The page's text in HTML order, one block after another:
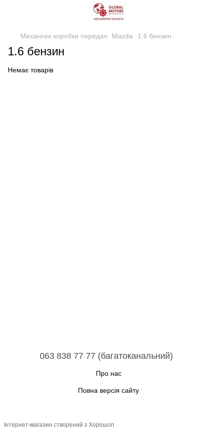
Механічні коробки передач Mazda 1.6 бензин
1.6 бензин
Немає товарів
063 838 77 77 (багатоканальний)
Про нас
Повна версія сайту
Інтернет-магазин створений з Хорошоп